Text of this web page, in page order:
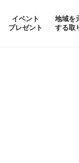
イベント
プレゼント
地域を
する取